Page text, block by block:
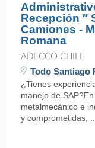
Recepción ″
Camiones -
Romana
ADECCO CHILE
Todo Santiago
¿Tienes
manejo de
metalmecánico e
y comprometidas, ...